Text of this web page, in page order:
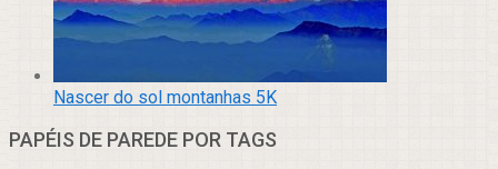
Nascer do sol montanhas 5K
PAPÉIS DE PAREDE POR TAGS